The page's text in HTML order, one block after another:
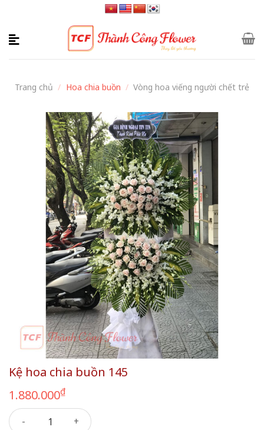
content
Trang chủ / Hoa chia buồn / Vòng hoa viếng người chết trẻ
Kệ hoa chia buồn 145
1.880.000₫
Kệ hoa chia buồn 145 số lượng